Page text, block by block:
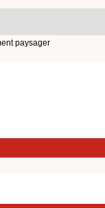
paysager